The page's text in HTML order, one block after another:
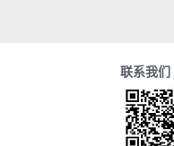
联系我们